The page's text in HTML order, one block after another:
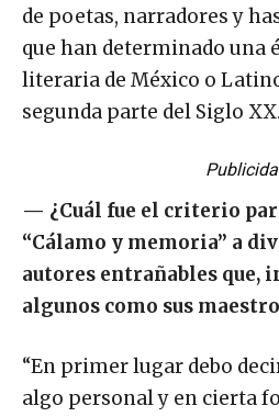
de poetas, narradores y
que han determinado una
literaria de México o
segunda parte del Siglo XX.
— ¿Cuál fue el criterio
“Cálamo y memoria” a
autores entrañables que,
algunos como sus
“En primer lugar debo
algo personal y en cierta